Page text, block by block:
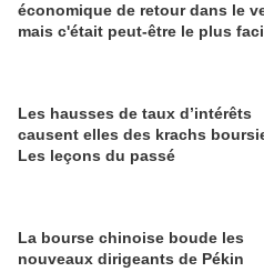
économique de retour dans le
mais c'était peut-être le plus
Les hausses de taux d’intérêts
causent elles des krachs
Les leçons du passé
La bourse chinoise boude les
nouveaux dirigeants de Pékin